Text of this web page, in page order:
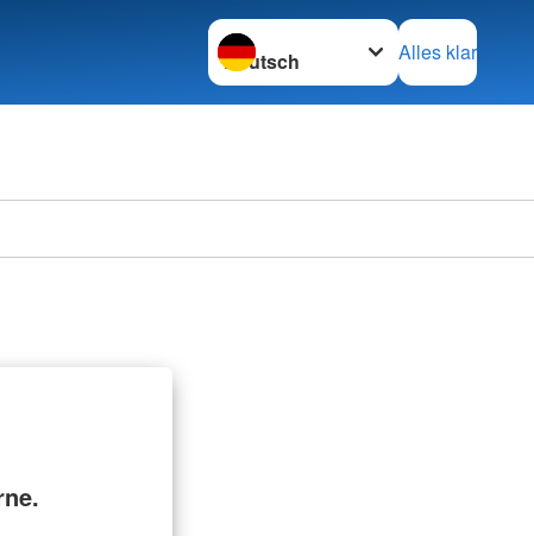
Sprache wechseln zu
Alles klar